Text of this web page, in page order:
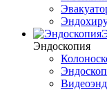
Эндоскопия